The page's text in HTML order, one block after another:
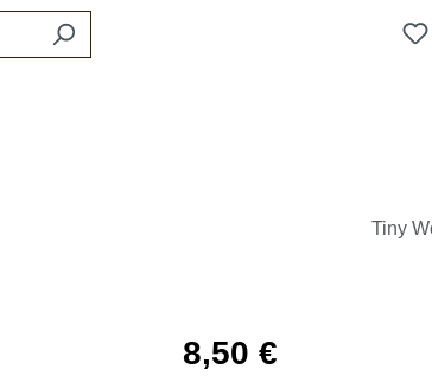
Tiny
Regulärer Preis:
8,50 €